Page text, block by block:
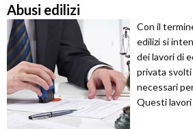
Abusi edilizi
Con il
edilizi si
dei lavori di
privata svolti
necessari
Questi lavori